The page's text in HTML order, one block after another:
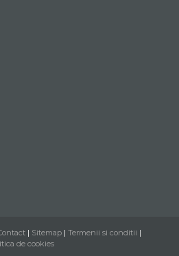
| Sitemap | Termenii si conditii |
de cookies